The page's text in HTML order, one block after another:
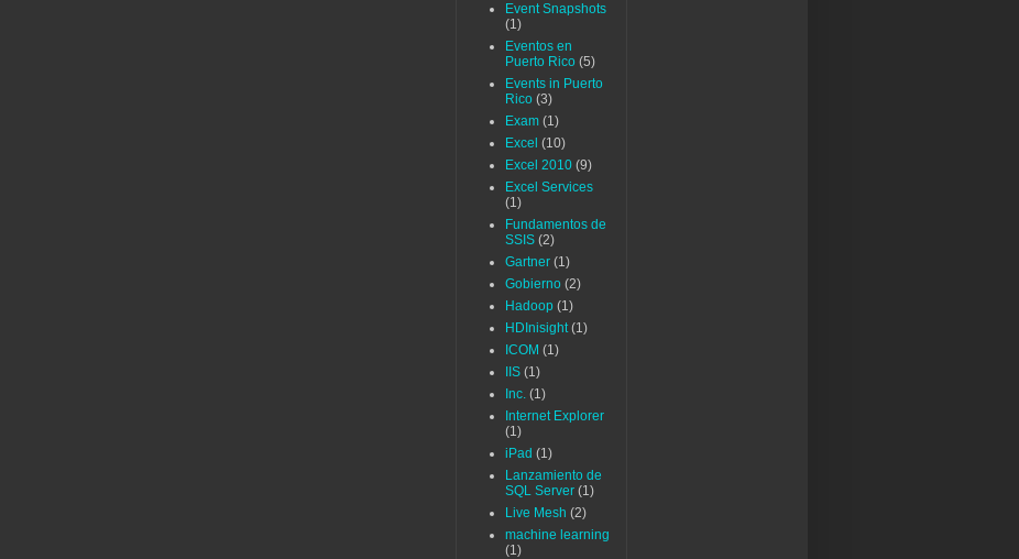
Event Snapshots
(1)
Eventos en
Puerto Rico (5)
Events in Puerto
Rico (3)
Exam (1)
Excel (10)
Excel 2010 (9)
Excel Services
(1)
Fundamentos de
SSIS (2)
Gartner (1)
Gobierno (2)
Hadoop (1)
HDInisight (1)
ICOM (1)
IIS (1)
Inc. (1)
Internet Explorer
(1)
iPad (1)
Lanzamiento de
SQL Server (1)
Live Mesh (2)
machine learning
(1)